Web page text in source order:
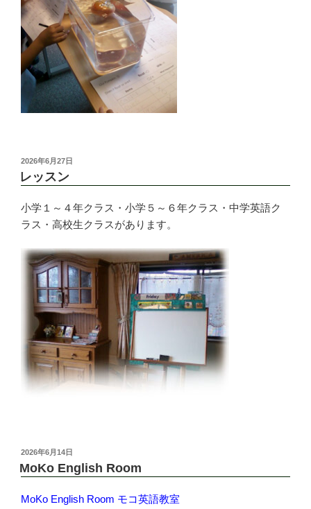
投
稿
日:
2026年6月27日
レッスン
小学１～４年クラス・小学５～６年クラス・中学英語ク
ラス・高校生クラスがあります。
投
稿
日:
2026年6月14日
MoKo English Room
MoKo English Room モコ英語教室